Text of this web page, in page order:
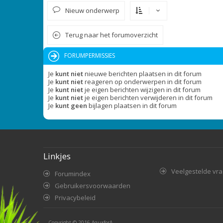
Nieuw onderwerp
Terug naar het forumoverzicht
FORUMPERMISSIES
Je kunt nietnieuwe berichten plaatsen in dit forum
Je kunt nietreageren op onderwerpen in dit forum
Je kunt nietje eigen berichten wijzigen in dit forum
Je kunt nietje eigen berichten verwijderen in dit forum
Je kunt geen bijlagen plaatsen in dit forum
Linkjes
Forumindex
Gebruikersvoorwaarden
Privacybeleid
Veelgestelde